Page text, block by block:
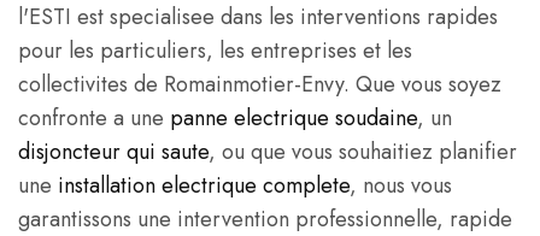
l'ESTI est specialisee dans les interventions rapides
pour les particuliers, les entreprises et les
collectivites de Romainmotier-Envy. Que vous soyez
confronte a une panne electrique soudaine, un
disjoncteur qui saute, ou que vous souhaitiez planifier
une installation electrique complete, nous vous
garantissons une intervention professionnelle, rapide